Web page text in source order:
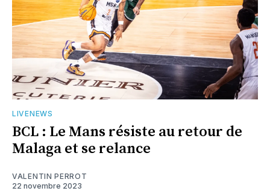
LIVENEWS
BCL : Le Mans résiste au retour de
Malaga et se relance
VALENTIN PERROT
22 novembre 2023